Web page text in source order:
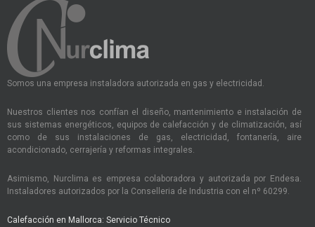
Somos una empresa instaladora autorizada en gas y electricidad.
Nuestros clientes nos confían el diseño, mantenimiento e instalación de
sus sistemas energéticos, equipos de calefacción y de climatización, así
como de sus instalaciones de gas, electricidad, fontanería, aire
acondicionado, cerrajería y reformas integrales.
Asimismo, Nurclima es empresa colaboradora y autorizada por Endesa.
Instaladores autorizados por la Conselleria de Industria con el nº 60299.
Calefacción en Mallorca: Servicio Técnico